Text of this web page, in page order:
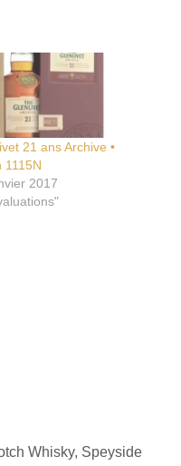
21 ans Archive •
1115N
2017
Whisky, Speyside